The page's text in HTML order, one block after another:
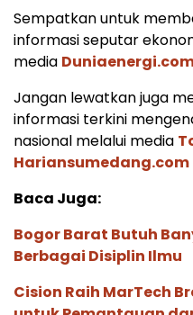
Sempatkan untuk
informasi seputar
media
Jangan lewatkan juga
informasi terkini
nasional melalui media
Hariansumedang.com
Baca Juga:
Bogor Barat Butuh
Berbagai Disiplin Ilmu
Cision Raih MarTech